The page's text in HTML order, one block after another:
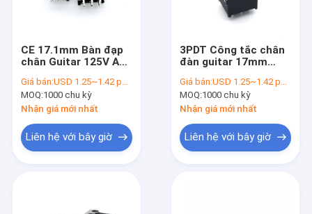
CE 17.1mm Bàn đạp
chân Guitar 125V AC
Giá bán:USD 1.25~1.42 per piece
MOQ:1000 chu kỳ
Nhận giá mới nhất
Liên hệ với bây giờ
3PDT Công tắc chân
đàn guitar 17mm
9 chân Footswitch
Giá bán:USD 1.25~1.42 per piece
MOQ:1000 chu kỳ
Nhận giá mới nhất
Liên hệ với bây giờ